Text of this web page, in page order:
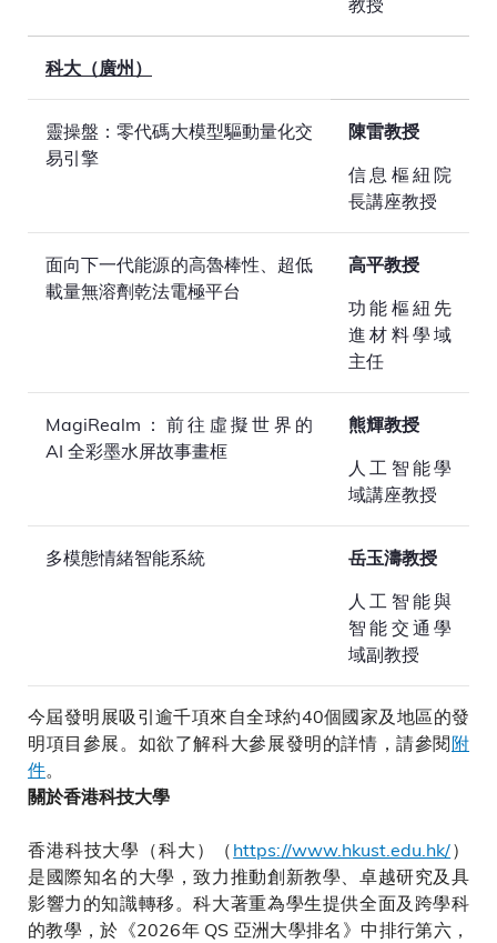
科大（廣州）
靈操盤：零代碼大模型驅動量化交
易引擎
陳雷教授
信息樞紐院
長講座教授
面向下一代能源的高魯棒性、超低
載量無溶劑乾法電極平台
高平教授
功能樞紐先
進材料學域
主任
MagiRealm：前往虛擬世界的
AI 全彩墨水屏故事畫框
熊輝教授
人工智能學
域講座教授
多模態情緒智能系統 岳玉濤教授
人工智能與
智能交通學
域副教授
今屆發明展吸引逾千項來自全球約40個國家及地區的發
明項目參展。如欲了解科大參展發明的詳情，請參閱附
件。
關於香港科技大學
香港科技大學（科大）（https://www.hkust.edu.hk/）
是國際知名的大學，致力推動創新教學、卓越研究及具
影響力的知識轉移。科大著重為學生提供全面及跨學科
的教學，於《2026年 QS 亞洲大學排名》中排行第六，